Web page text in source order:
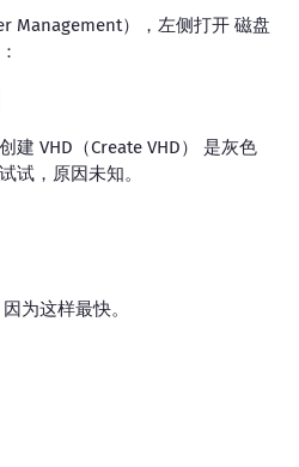
Management），左侧打开 磁盘
建 VHD（Create VHD） 是灰色
试，原因未知。
为这样最快。